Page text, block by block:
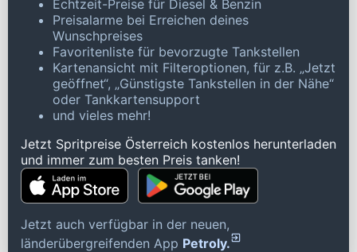
Echtzeit-Preise für Diesel & Benzin
Preisalarme bei Erreichen deines
Wunschpreises
Favoritenliste für bevorzugte Tankstellen
Kartenansicht mit Filteroptionen, für z.B. „Jetzt
geöffnet“, „Günstigste Tankstellen in der Nähe“
oder Tankkartensupport
und vieles mehr!
Jetzt Spritpreise Österreich kostenlos herunterladen
und immer zum besten Preis tanken!
Jetzt auch verfügbar in der neuen,
länderübergreifenden App Petroly.